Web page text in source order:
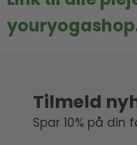
Tilmeld
Spar 10% på din